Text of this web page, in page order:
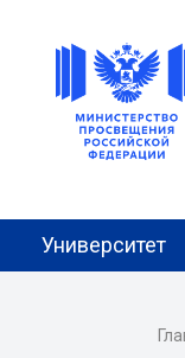
Университет